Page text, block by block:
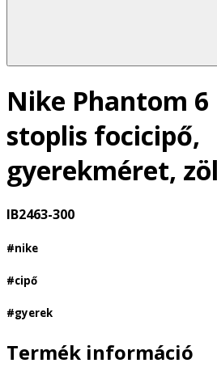
Nike Phantom 6
stoplis focicipő,
gyerekméret,
IB2463-300
#nike
#cipő
#gyerek
Termék információ